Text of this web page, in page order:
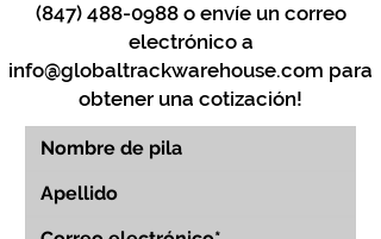
(847) 488-0988o envíe un correo
electrónico a
info@globaltrackwarehouse.com para
obtener una cotización!